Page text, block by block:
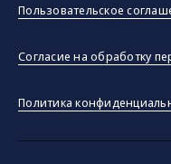
Пользовательское
Согласие на обработку
Политика